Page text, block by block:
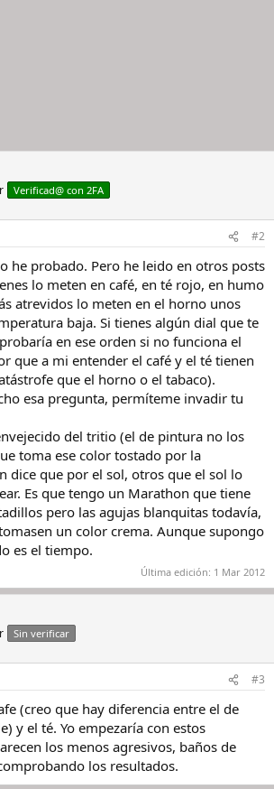
Verificad@ con 2FA
#2
he probado. Pero he leido en otros posts
lo meten en café, en té rojo, en humo
atrevidos lo meten en el horno unos
baja. Si tienes algún dial que te
en ese orden si no funciona el
que a mi entender el café y el té tienen
que el horno o el tabaco).
esa pregunta, permíteme invadir tu
del tritio (el de pintura no los
toma ese color tostado por la
dice que por el sol, otros que el sol lo
Es que tengo un Marathon que tiene
pero las agujas blanquitas todavía,
un color crema. Aunque supongo
es el tiempo.
Última edición: 1 Mar 2012
Sin verificar
#3
(creo que hay diferencia entre el de
y el té. Yo empezaría con estos
los menos agresivos, baños de
los resultados.